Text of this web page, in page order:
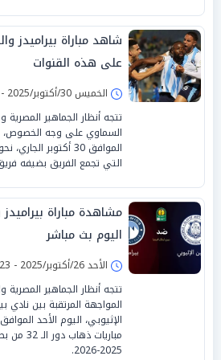
شاهد مباراة بيراميدز
على هذه القنوات
الخميس 30/أكتوبر/2025 - 06:44 م
تتجه أنظار الجماهير
السماوي على وجه الخصوص،
الموافق 30 أكتوبر
التي تجمع الفريق بضيفه
مشاهدة مباراة بيراميدز
اليوم بث مباشر
الأحد 26/أكتوبر/2025 - 06:23 م
تتجه أنظار الجماهير المصرية
المواجهة المرتقبة بين نادي
مباريات
2025-2026.